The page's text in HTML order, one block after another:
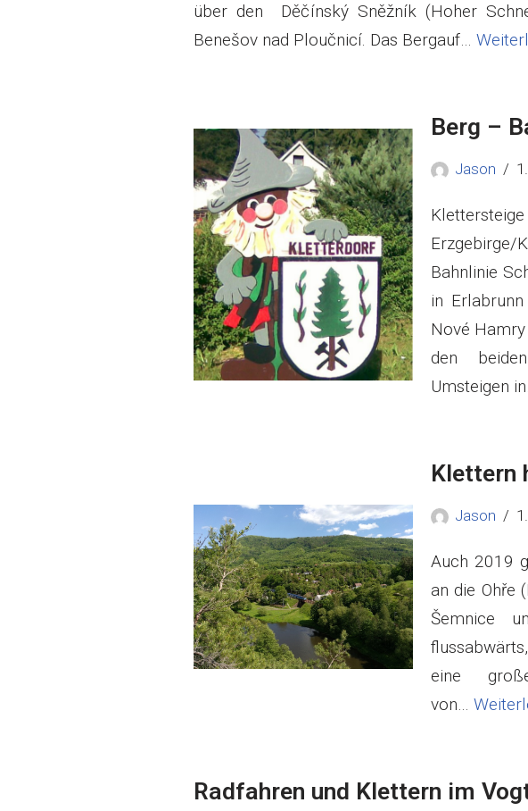
über den Děčínský Sněžník (Hoher
Benešov nad Ploučnicí. Das Bergauf…
Berg –
Jason
Bahnlinie
in
Nové
den
Umsteigen
Klettern
Jason
Auch 2019
an die Ohře
Šemnice
eine
von…
Radfahren und Klettern im